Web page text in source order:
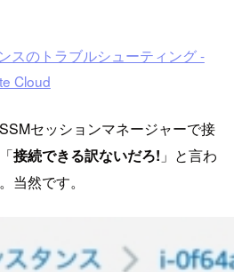
スのトラブルシューティング -
Cloud
セッションマネージャーで接
接続できる訳ないだろ! 」と言わ
当然です。